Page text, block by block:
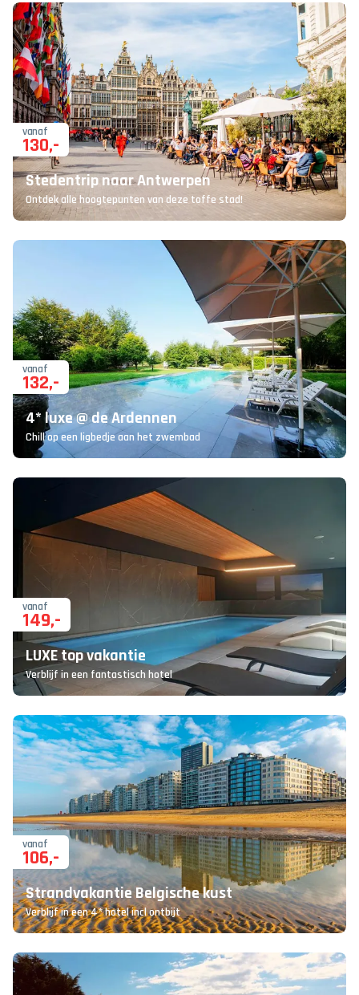
vanaf
130,-
Stedentrip naar Antwerpen
Ontdek alle hoogtepunten van deze toffe stad!
vanaf
132,-
4* luxe @ de Ardennen
Chill op een ligbedje aan het zwembad
vanaf
149,-
LUXE top vakantie
Verblijf in een fantastisch hotel
vanaf
106,-
Strandvakantie Belgische kust
Verblijf in een 4* hotel incl ontbijt